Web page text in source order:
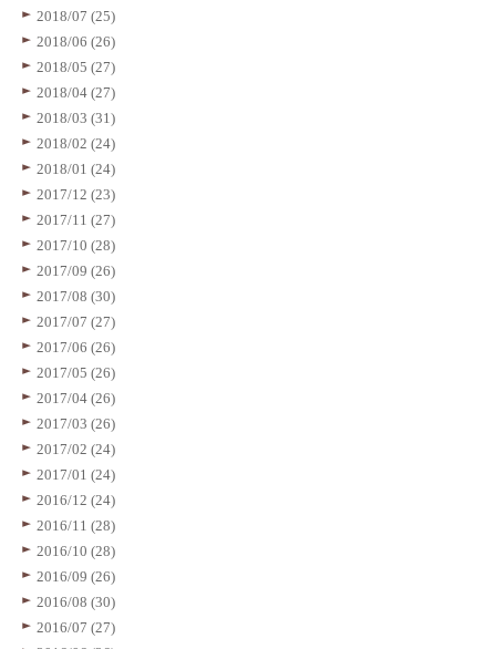
2018/07 (25)
2018/06 (26)
2018/05 (27)
2018/04 (27)
2018/03 (31)
2018/02 (24)
2018/01 (24)
2017/12 (23)
2017/11 (27)
2017/10 (28)
2017/09 (26)
2017/08 (30)
2017/07 (27)
2017/06 (26)
2017/05 (26)
2017/04 (26)
2017/03 (26)
2017/02 (24)
2017/01 (24)
2016/12 (24)
2016/11 (28)
2016/10 (28)
2016/09 (26)
2016/08 (30)
2016/07 (27)